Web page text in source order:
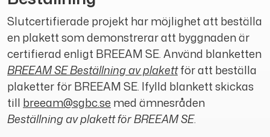
Slutcertifierade projekt har möjlighet att beställa
en plakett som demonstrerar att byggnaden är
certifierad enligt BREEAM SE. Använd blanketten
BREEAM SE Beställning av plakettför att beställa
plaketter för BREEAM SE. Ifylld blankett skickas
till breeam@sgbc.se med ämnesråden
Beställning av plakett för BREEAM SE.